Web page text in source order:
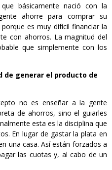
básicamente nació con la
ahorre para comprar su
es muy difícil financiar la
con ahorros. La magnitud del
que simplemente con los
de generar el producto de
no es enseñar a la gente
de ahorros, sino el guiarles
esta es la disciplina que
En lugar de gastar la plata en
una casa. Así están forzados a
las cuotas y, al cabo de un